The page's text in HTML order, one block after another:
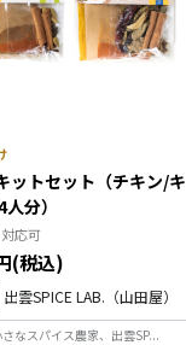
ットセット（チキン/キ
分）
応可
(税込)
出雲SPICE LAB.（山田屋）
なスパイス農家、出雲SP...